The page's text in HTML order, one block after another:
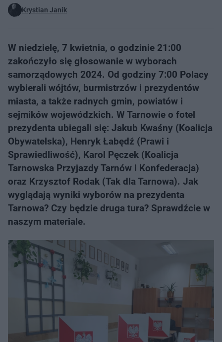
Krystian Janik
W niedzielę, 7 kwietnia, o godzinie 21:00
zakończyło się głosowanie w wyborach
samorządowych 2024. Od godziny 7:00 Polacy
wybierali wójtów, burmistrzów i prezydentów
miasta, a także radnych gmin, powiatów i
sejmików wojewódzkich. W Tarnowie o fotel
prezydenta ubiegali się: Jakub Kwaśny (Koalicja
Obywatelska), Henryk Łabędź (Prawi i
Sprawiedliwość), Karol Pęczek (Koalicja
Tarnowska Przyjazdy Tarnów i Konfederacja)
oraz Krzysztof Rodak (Tak dla Tarnowa). Jak
wyglądają wyniki wyborów na prezydenta
Tarnowa? Czy będzie druga tura? Sprawdźcie w
naszym materiale.